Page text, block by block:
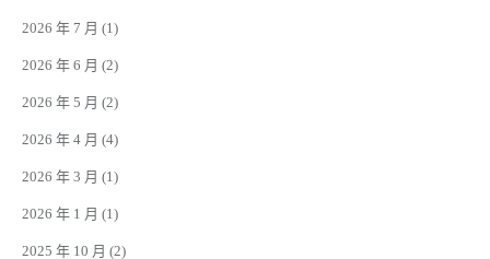
2026 年 7 月 (1)
2026 年 6 月 (2)
2026 年 5 月 (2)
2026 年 4 月 (4)
2026 年 3 月 (1)
2026 年 1 月 (1)
2025 年 10 月 (2)